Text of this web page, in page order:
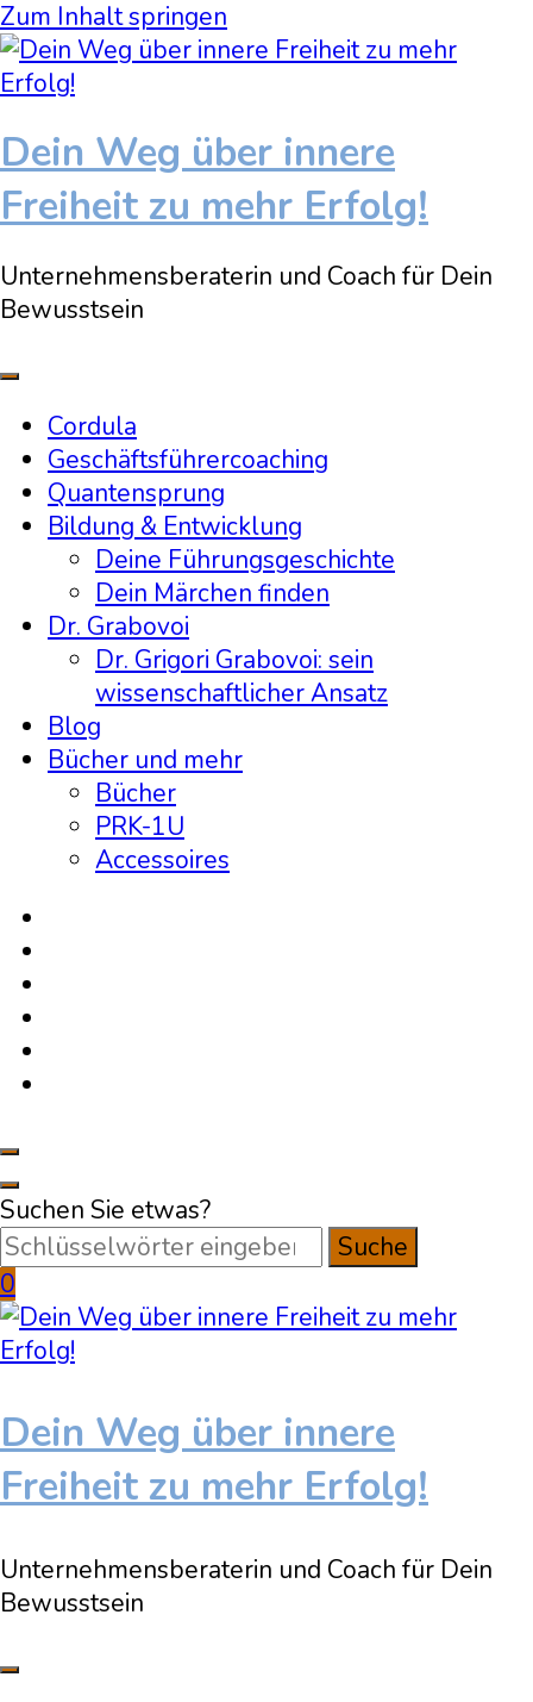
Zum Inhalt springen
Dein Weg über innere
Freiheit zu mehr Erfolg!
Unternehmensberaterin und Coach für Dein
Bewusstsein
Cordula
Geschäftsführercoaching
Quantensprung
Bildung & Entwicklung
Deine Führungsgeschichte
Dein Märchen finden
Dr. Grabovoi
Dr. Grigori Grabovoi: sein
wissenschaftlicher Ansatz
Blog
Bücher und mehr
Bücher
PRK-1U
Accessoires
Suchen Sie etwas?
0
Dein Weg über innere
Freiheit zu mehr Erfolg!
Unternehmensberaterin und Coach für Dein
Bewusstsein